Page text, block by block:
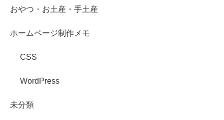
おやつ・お土産・手土産
ホームページ制作メモ
CSS
WordPress
未分類